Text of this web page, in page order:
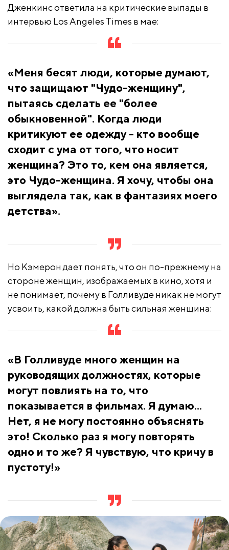
Дженкинс ответила на критические выпады в
интервью Los Angeles Times в мае:
«Меня бесят люди, которые думают,
что защищают "Чудо-женщину",
пытаясь сделать ее "более
обыкновенной". Когда люди
критикуют ее одежду - кто вообще
сходит с ума от того, что носит
женщина? Это то, кем она является,
это Чудо-женщина. Я хочу, чтобы она
выглядела так, как в фантазиях моего
детства».
Но Кэмерон дает понять, что он по-прежнему на
стороне женщин, изображаемых в кино, хотя и
не понимает, почему в Голливуде никак не могут
усвоить, какой должна быть сильная женщина:
«В Голливуде много женщин на
руководящих должностях, которые
могут повлиять на то, что
показывается в фильмах. Я думаю...
Нет, я не могу постоянно объяснять
это! Сколько раз я могу повторять
одно и то же? Я чувствую, что кричу в
пустоту!»